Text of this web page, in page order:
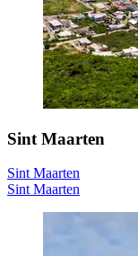
Sint Maarten
Sint Maarten
Sint Maarten